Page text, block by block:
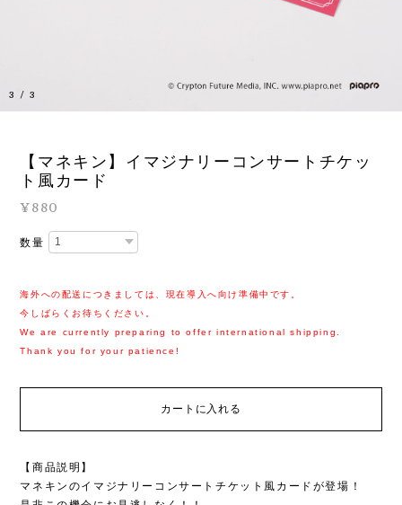
3 /3
【マネキン】イマジナリーコンサートチケッ
ト風カード
¥880
数量
海外への配送につきましては、現在導入へ向け準備中です。
今しばらくお待ちください。
We are currently preparing to offer international shipping.
Thank you for your patience!
カートに入れる
【商品説明】
マネキンのイマジナリーコンサートチケット風カードが登場！